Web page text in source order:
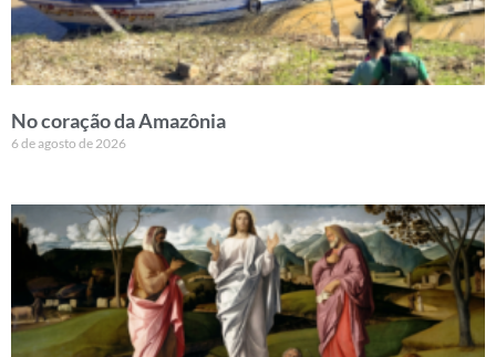
No coração da Amazônia
6 de agosto de 2026